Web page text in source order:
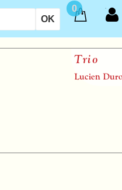
0
Trio
Lucien Durosoir